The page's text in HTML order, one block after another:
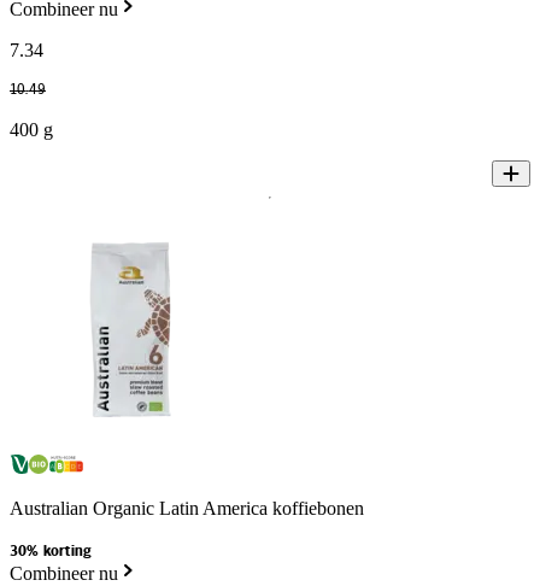
Combineer nu
7.34
10.49
400 g
Australian Organic Latin America koffiebonen
30% korting
Combineer nu